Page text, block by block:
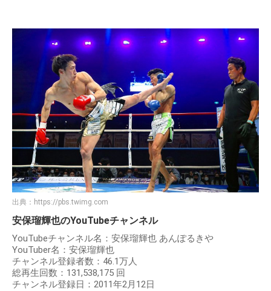
出典： https://pbs.twimg.com
安保瑠輝也のYouTubeチャンネル
YouTubeチャンネル名：安保瑠輝也 あんぽるきや
YouTuber名：安保瑠輝也
チャンネル登録者数：46.1万人
総再生回数：131,538,175 回
チャンネル登録日：2011年2月12日